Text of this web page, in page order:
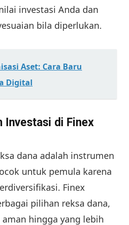
investasi Anda dan
bila diperlukan.
Aset: Cara Baru
Digital
Investasi di Finex
dana adalah instrumen
untuk pemula karena
Finex
pilihan reksa dana,
hingga yang lebih